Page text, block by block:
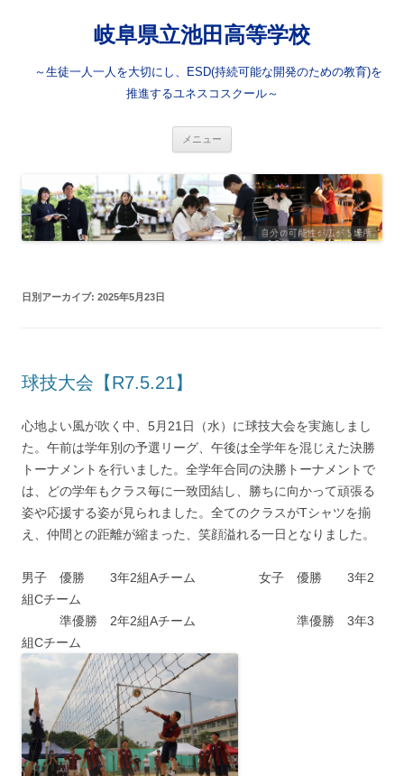
岐阜県立池田高等学校
～生徒一人一人を大切にし、ESD(持続可能な開発のための教育)を
推進するユネスコスクール～
メニュー
ツ
へ
ス
キ
ッ
プ
日別アーカイブ: 2025年5月23日
球技大会【R7.5.21】
心地よい風が吹く中、5月21日（水）に球技大会を実施しまし
た。午前は学年別の予選リーグ、午後は全学年を混じえた決勝
トーナメントを行いました。全学年合同の決勝トーナメントで
は、どの学年もクラス毎に一致団結し、勝ちに向かって頑張る
姿や応援する姿が見られました。全てのクラスがTシャツを揃
え、仲間との距離が縮まった、笑顔溢れる一日となりました。
男子 優勝 3年2組Aチーム 女子 優勝 3年2
組Cチーム
準優勝 2年2組Aチーム 準優勝 3年3
組Cチーム